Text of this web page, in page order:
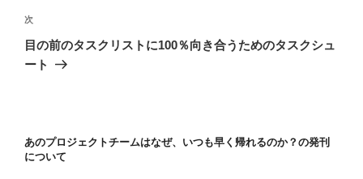
ゲ
ー
シ
次
の
次
目の前のタスクリストに100％向き合うためのタスクシュ
ート
あのプロジェクトチームはなぜ、いつも早く帰れるのか？の発刊
について